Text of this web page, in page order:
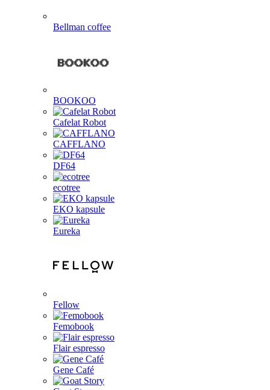
Bellman coffee
BOOKOO
Cafelat Robot
CAFFLANO
DF64
ecotree
EKO kapsule
Eureka
Fellow
Femobook
Flair espresso
Gene Café